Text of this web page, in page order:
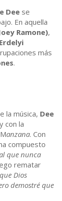
Dee se
En aquella
Ramone),
más
.
la música, Dee
con la
Manzana. Con
compuesto
que nunca
rematar
Dios
demostré que